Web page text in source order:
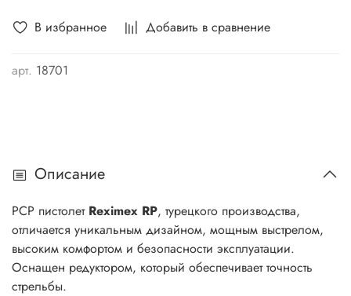
В избранное Добавить в сравнение
арт. 18701
Описание
РСР пистолет Reximex RP, турецкого производства,
отличается уникальным дизайном, мощным выстрелом,
высоким комфортом и безопасности эксплуатации.
Оснащен редуктором, который обеспечивает точность
стрельбы.